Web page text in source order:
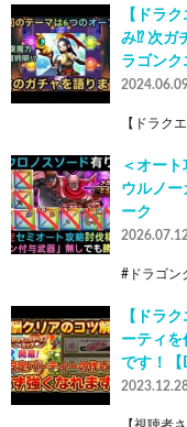
【ドラ
み⁉︎ 次ガ
ラゴンク
【ドラク
＜オー
ウルノー
ーク
#ドラゴン
【ドラ
ーティを
です！【